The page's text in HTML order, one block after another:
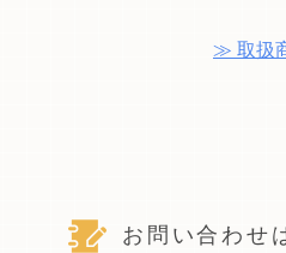
≫ 取扱
お問い合わせ